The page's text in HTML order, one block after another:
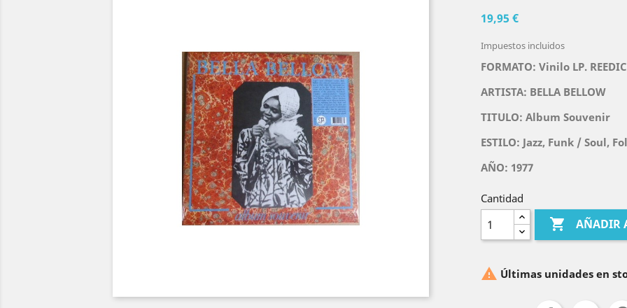
19,95 €
Impuestos incluidos
FORMATO: Vinilo LP.
ARTISTA: BELLA BELLOW
TITULO: Album Souvenir
ESTILO: Jazz, Funk / Soul,
AÑO: 1977
Cantidad
 AÑADIR
 Últimas unidades en